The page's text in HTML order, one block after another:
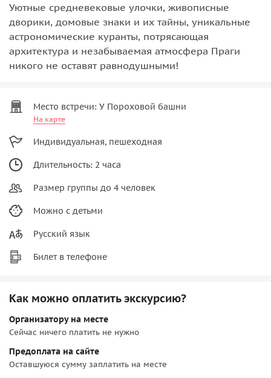
Уютные средневековые улочки, живописные
дворики, домовые знаки и их тайны, уникальные
астрономические куранты, потрясающая
архитектура и незабываемая атмосфера Праги
никого не оставят равнодушными!
Место встречи: У Пороховой башни
На карте
Индивидуальная, пешеходная
Длительность: 2 часа
Размер группы до 4 человек
Можно с детьми
Русский язык
Билет в телефоне
Как можно оплатить экскурсию?
Организатору на месте
Сейчас ничего платить не нужно
Предоплата на сайте
Оставшуюся сумму заплатить на месте